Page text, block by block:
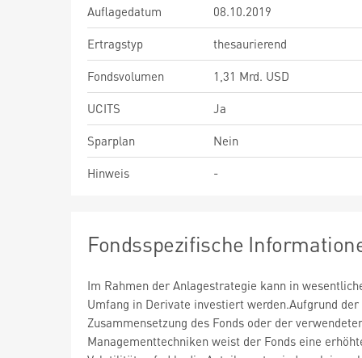
Auflagedatum
08.10.2019
Ertragstyp
thesaurierend
Fondsvolumen
1,31 Mrd. USD
UCITS
Ja
Sparplan
Nein
Hinweis
-
Fondsspezifische
Im Rahmen der Anlagestrategie kann in
Umfang in Derivate investiert werden.Aufgrund der
Zusammensetzung des Fonds oder der
Managementtechniken weist der Fonds eine